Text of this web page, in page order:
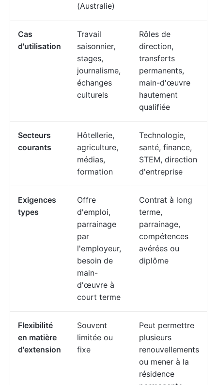
(Australie)
Cas
d'utilisation
Travail
saisonnier,
stages,
journalisme,
échanges
culturels
Rôles de
direction,
transferts
permanents,
main-d'œuvre
hautement
qualifiée
Secteurs
courants
Hôtellerie,
agriculture,
médias,
formation
Technologie,
santé, finance,
STEM, direction
d'entreprise
Exigences
types
Offre
d'emploi,
parrainage
par
l'employeur,
besoin de
main-
d'œuvre à
court terme
Contrat à long
terme,
parrainage,
compétences
avérées ou
diplôme
Flexibilité
en matière
d'extension
Souvent
limitée ou
fixe
Peut permettre
plusieurs
renouvellements
ou mener à la
résidence